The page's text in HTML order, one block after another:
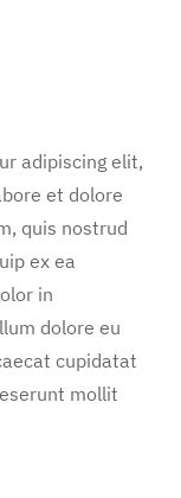
adipiscing elit,
et dolore
quis nostrud
ex ea
in
dolore eu
cupidatat
mollit